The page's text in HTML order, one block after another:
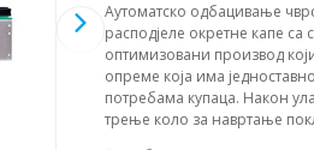
Аутоматско одбацивање
расподјеле окретне капе
оптимизовани производ
опреме која има
потребама купаца. Након
трење коло за навртање